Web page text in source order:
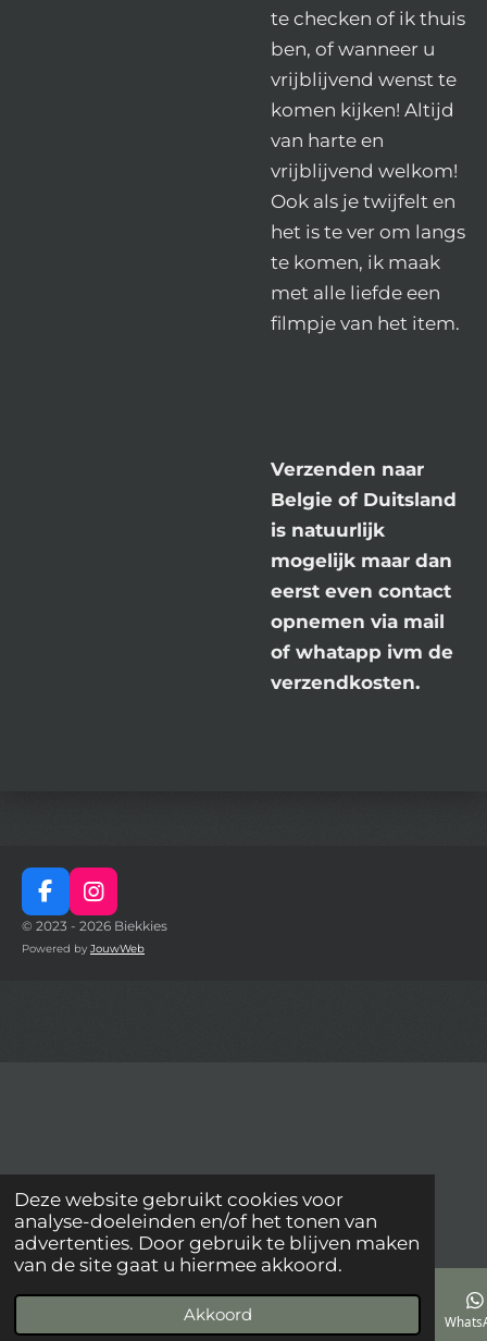
Deze website gebruikt cookies voor
analyse-doeleinden en/of het tonen van
advertenties. Door gebruik te blijven maken
van de site gaat u hiermee akkoord.
Akkoord
te checken of ik thuis
ben, of wanneer u
vrijblijvend wenst te
komen kijken! Altijd
van harte en
vrijblijvend welkom!
Ook als je twijfelt en
het is te ver om langs
te komen, ik maak
met alle liefde een
filmpje van het item.
Verzenden naar
Belgie of Duitsland
is natuurlijk
mogelijk maar dan
eerst even contact
opnemen via mail
of whatapp ivm de
verzendkosten.
F
a
c
I
n
s
© 2023 - 2026 Biekkies
Powered by JouwWeb
Telefoonnummer